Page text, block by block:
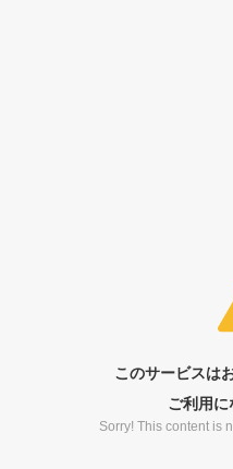
このサービスは
ご利用に
Sorry! This content is